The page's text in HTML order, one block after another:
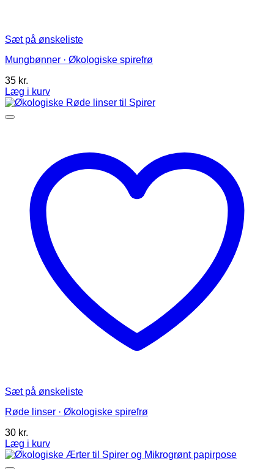
Sæt på ønskeliste
Mungbønner · Økologiske spirefrø
35 kr.
Læg i kurv
Dette
vare
Mulighederne
varesiden
Sæt på ønskeliste
Røde linser · Økologiske spirefrø
30 kr.
Læg i kurv
Dette
vare